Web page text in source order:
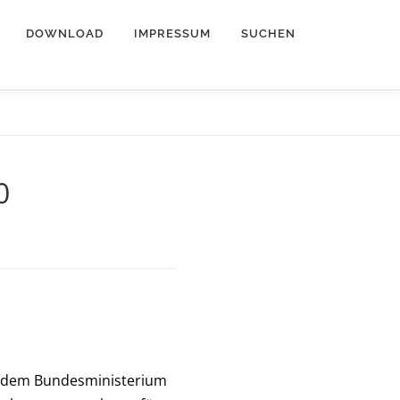
DOWNLOAD IMPRESSUM SUCHEN
Bundesministerium